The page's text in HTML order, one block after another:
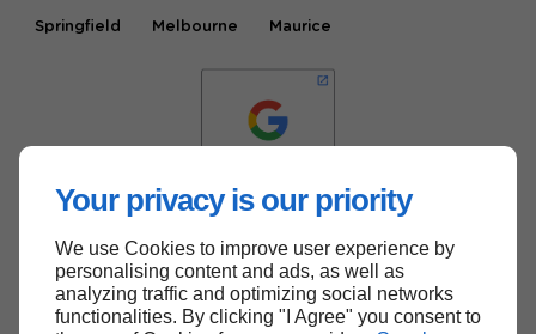
Your privacy is our priority
We use Cookies to improve user experience by
personalising content and ads, as well as
analyzing traffic and optimizing social networks
functionalities. By clicking "I Agree" you consent to
Springfield Melbourne Maurice
Haut de page